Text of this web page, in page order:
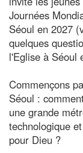
Journées
Séoul en 2027
quelques
l'Eglise à Séoul
Commençons
Séoul :
une grande
technologique
pour Dieu ?